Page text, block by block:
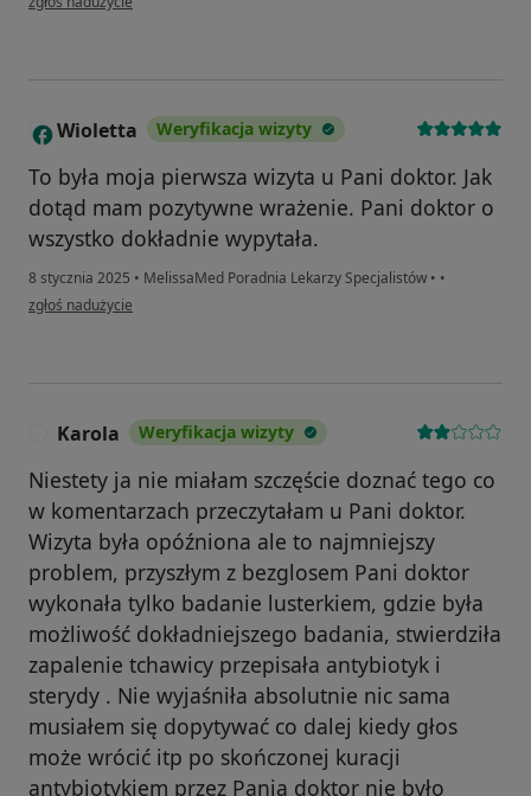
W Wioletta Weryfikacja wizyty
To była moja pierwsza wizyta u Pani doktor. Jak
dotąd mam pozytywne wrażenie. Pani doktor o
wszystko dokładnie wypytała.
8 stycznia 2025 • MelissaMed Poradnia Lekarzy Specjalistów • •
w opinii użytkownika Wioletta
zgłoś nadużycie
Karola Weryfikacja wizyty
Niestety ja nie miałam szczęście doznać tego co
w komentarzach przeczytałam u Pani doktor.
Wizyta była opóźniona ale to najmniejszy
problem, przyszłym z bezglosem Pani doktor
wykonała tylko badanie lusterkiem, gdzie była
możliwość dokładniejszego badania, stwierdziła
zapalenie tchawicy przepisała antybiotyk i
sterydy . Nie wyjaśniła absolutnie nic sama
musiałem się dopytywać co dalej kiedy głos
może wrócić itp po skończonej kuracji
antybiotykiem przez Panią doktor nie było